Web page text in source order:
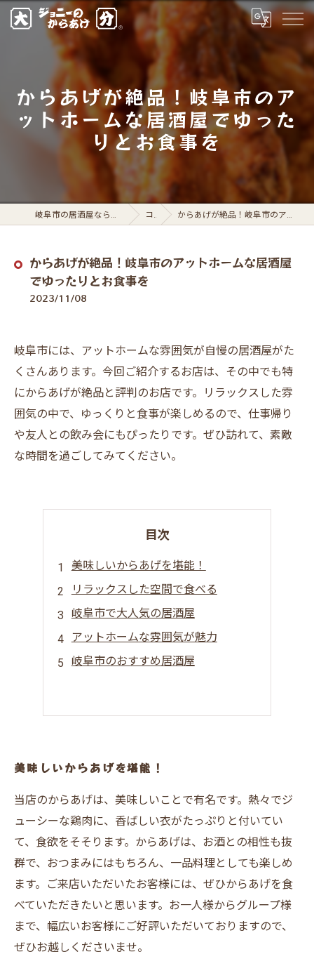
からあげが絶品！岐阜市のア
ットホームな居酒屋でゆった
りとお食事を
岐阜市の居酒屋ならジョニーのからあげ 岐阜駅前店 コラム からあげが絶品！岐阜市のアットホームな居酒屋でゆったりとお食事を
からあげが絶品！岐阜市のアットホームな居酒屋
でゆったりとお食事を
2023/11/08
岐阜市には、アットホームな雰囲気が自慢の居酒屋がた
くさんあります。今回ご紹介するお店は、その中でも特
にからあげが絶品と評判のお店です。リラックスした雰
囲気の中で、ゆっくりと食事が楽しめるので、仕事帰り
や友人との飲み会にもぴったりです。ぜひ訪れて、素敵
な時間を過ごしてみてください。
目次
美味しいからあげを堪能！
リラックスした空間で食べる
岐阜市で大人気の居酒屋
アットホームな雰囲気が魅力
岐阜市のおすすめ居酒屋
美味しいからあげを堪能！
当店のからあげは、美味しいことで有名です。熱々でジ
ューシーな鶏肉に、香ばしい衣がたっぷりと付いてい
て、食欲をそそります。からあげは、お酒との相性も抜
群で、おつまみにはもちろん、一品料理としても楽しめ
ます。ご来店いただいたお客様には、ぜひからあげを食
べていただきたいと思います。お一人様からグループ様
まで、幅広いお客様にご好評いただいておりますので、
ぜひお越しくださいませ。